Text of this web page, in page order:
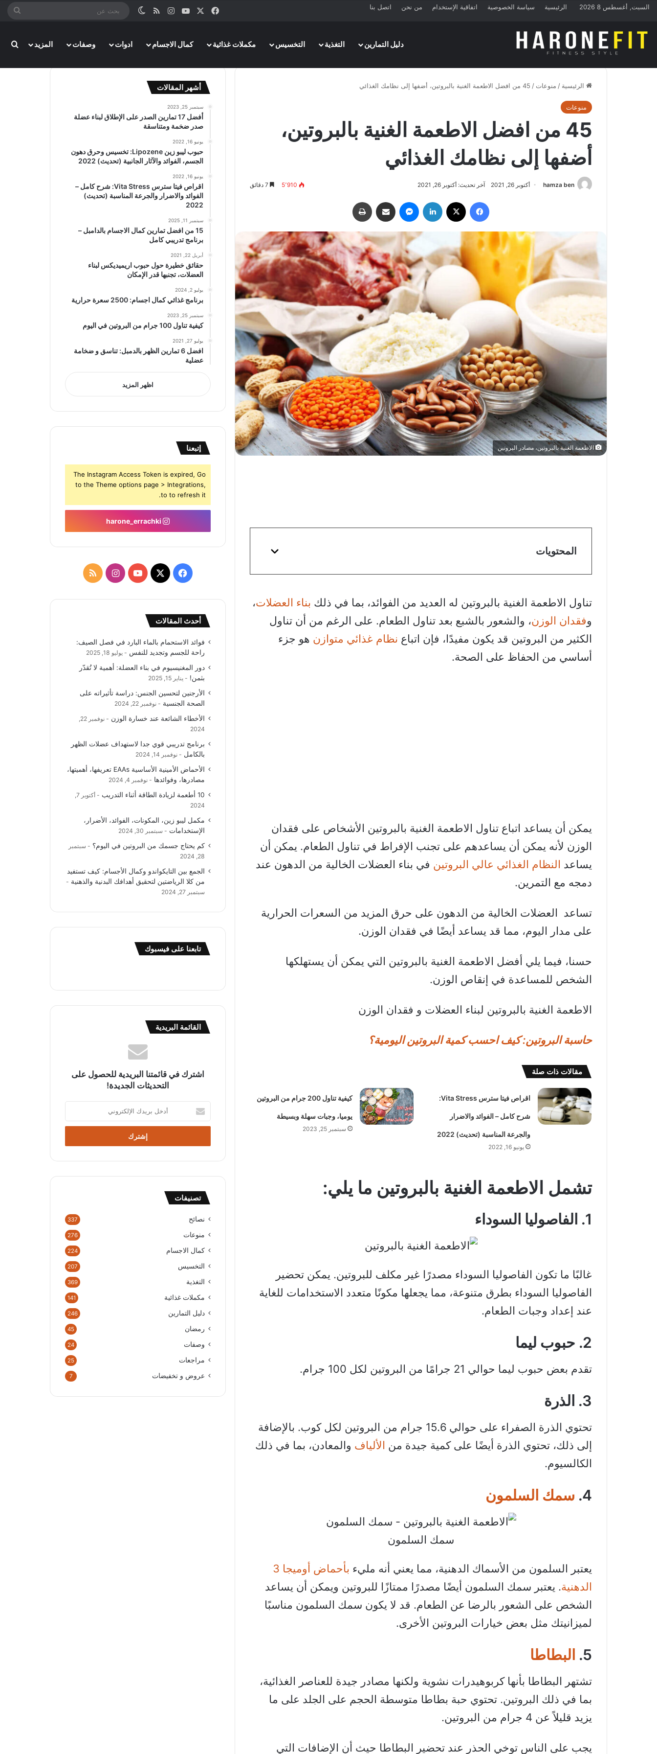
السبت, أغسطس 8 2026 الرئيسية سياسة الخصوصية اتفاقية الإستخدام من نحن اتصل بنا فيسبوك ‫YouTubeانستقرامملخص الموقع RSS
الوضع المظلم
بحث
دليل التمارين
التغذية التخسيس مكملات غذائية كمال الاجسام ادوات وصفات المزيد
الرئيسية / منوعات / 45 من افضل الاطعمة الغنية بالبروتين، أضفها إلى نظامك الغذائي
منوعات
45 من افضل الاطعمة الغنية بالبروتين،
أضفها إلى نظامك الغذائي
hamza ben أكتوبر 26, 2021 آخر تحديث: أكتوبر 26, 2021 5٬910
فيسبوك لينكدإن ماسنجر مشاركة عبر البريد
الاطعمة الغنية بالبروتين، مصادر البروتين
المحتويات
تناول الاطعمة الغنية بالبروتين له العديد من الفوائد، بما في ذلك بناء العضلات،
وفقدان الوزن، والشعور بالشبع بعد تناول الطعام. على الرغم من أن تناول
الكثير من البروتين قد يكون مفيدًا، فإن اتباع نظام غذائي متوازن هو جزء
أساسي من الحفاظ على الصحة.
يمكن أن يساعد اتباع تناول الاطعمة الغنية بالبروتين الأشخاص على فقدان
الوزن لأنه يمكن أن يساعدهم على تجنب الإفراط في تناول الطعام. يمكن أن
يساعد النظام الغذائي عالي البروتين في بناء العضلات الخالية من الدهون عند
دمجه مع التمرين.
تساعد العضلات الخالية من الدهون على حرق المزيد من السعرات الحرارية
على مدار اليوم، مما قد يساعد أيضًا في فقدان الوزن.
حسنا، فيما يلي أفضل الاطعمة الغنية بالبروتين التي يمكن أن يستهلكها
الشخص للمساعدة في إنقاص الوزن.
الاطعمة الغنية بالبروتين لبناء العضلات و فقدان الوزن
حاسبة البروتين: كيف احسب كمية البروتين اليومية؟
مقالات ذات صلة
اقراص فيتا سترس Vita Stress:
شرح كامل – الفوائد والاضرار
والجرعة المناسبة (تحديث) 2022
يونيو 16, 2022
كيفية تناول 200 جرام من البروتين
يوميا، وجبات سهلة وبسيطة
سبتمبر 25, 2023
تشمل الاطعمة الغنية بالبروتين ما يلي:
1. الفاصوليا السوداء
غالبًا ما تكون الفاصوليا السوداء مصدرًا غير مكلف للبروتين. يمكن تحضير
الفاصوليا السوداء بطرق متنوعة، مما يجعلها مكونًا متعدد الاستخدامات للغاية
عند إعداد وجبات الطعام.
2. حبوب ليما
تقدم بعض حبوب ليما حوالي 21 جرامًا من البروتين لكل 100 جرام.
3. الذرة
تحتوي الذرة الصفراء على حوالي 15.6 جرام من البروتين لكل كوب. بالإضافة
إلى ذلك، تحتوي الذرة أيضًا على كمية جيدة من الألياف والمعادن، بما في ذلك
الكالسيوم.
4. سمك السلمون
سمك السلمون
يعتبر السلمون من الأسماك الدهنية، مما يعني أنه مليء
بأحماض أوميجا 3
الدهنية. يعتبر سمك السلمون أيضًا مصدرًا ممتازًا للبروتين ويمكن أن يساعد
الشخص على الشعور بالرضا عن الطعام. قد لا يكون سمك السلمون مناسبًا
لميزانيتك مثل بعض خيارات البروتين الأخرى.
5. البطاطا
تشتهر البطاطا بأنها كربوهيدرات نشوية ولكنها مصادر جيدة للعناصر الغذائية،
بما في ذلك البروتين. تحتوي حبة بطاطا متوسطة الحجم على الجلد على ما
يزيد قليلاً عن 4 جرام من البروتين.
يجب على الناس توخي الحذر عند تحضير البطاطا حيث أن الإضافات التي
أشهر المقالات
سبتمبر 25, 2023
أفضل 17 تمارين الصدر على الإطلاق لبناء عضلة
صدر ضخمة ومتناسقة
يونيو 16, 2022
حبوب ليبو زين Lipozene: تخسيس وحرق دهون
الجسم، الفوائد والآثار الجانبية (تحديث) 2022
يونيو 16, 2022
اقراص فيتا سترس Vita Stress: شرح كامل –
الفوائد والاضرار والجرعة المناسبة (تحديث)
2022
سبتمبر 11, 2025
15 من افضل تمارين كمال الاجسام بالدامبل –
برنامج تدريبي كامل
أبريل 22, 2021
حقائق خطيرة حول حبوب اريميديكس لبناء
العضلات، تجنبها قدر الإمكان
يوليو 2, 2024
برنامج غذائي كمال اجسام: 2500 سعرة حرارية
سبتمبر 25, 2023
كيفية تناول 100 جرام من البروتين في اليوم
يوليو 27, 2021
افضل 6 تمارين الظهر بالدمبل: تناسق و ضخامة
عضلية
اظهر المزيد
إتبعنا
The Instagram Access Token is expired, Go
to the Theme options page > Integrations,
to to refresh it.
فيسبوك
‫X
‫YouTubeانستقرامملخص
أحدث المقالات
فوائد الاستحمام بالماء البارد في فصل الصيف:
راحة للجسم وتجديد للنفس
يوليو 18, 2025
دور المغنيسيوم في بناء العضلة: أهمية لا تُقدّر
بثمن!
يناير 15, 2025
الأرجنين لتحسين الجنس: دراسة تأثيراته على
الصحة الجنسية
نوفمبر 22, 2024
الأخطاء الشائعة عند خسارة الوزن
نوفمبر 22,
2024
برنامج تدريبي قوي جدا لاستهداف عضلات الظهر
بالكامل
نوفمبر 14, 2024
الأحماض الأمينية الأساسية EAAs تعريفها، أهميتها،
مصادرها، وفوائدها
نوفمبر 4, 2024
10 أطعمة لزيادة الطاقة أثناء التدريب
أكتوبر 7,
2024
مكمل ليبو زين، المكونات، الفوائد، الأضرار،
الإستخدامات
سبتمبر 30, 2024
كم يحتاج جسمك من البروتين في اليوم؟
سبتمبر
28, 2024
الجمع بين التايكواندو وكمال الأجسام: كيف تستفيد
من كلا الرياضتين لتحقيق أهدافك البدنية والذهنية
سبتمبر 27, 2024
تابعنا على فيسبوك
القائمة البريدية
اشترك في قائمتنا البريدية للحصول على
التحديثات الجديدة!
بريدك
الإلكتروني
تصنيفات
نصائح 337
منوعات 276
كمال الاجسام 224
التخسيس 207
التغذية 369
مكملات غذائية 141
دليل التمارين 246
رمضان 45
وصفات 24
مراجعات 25
عروض و تخفيضات 7